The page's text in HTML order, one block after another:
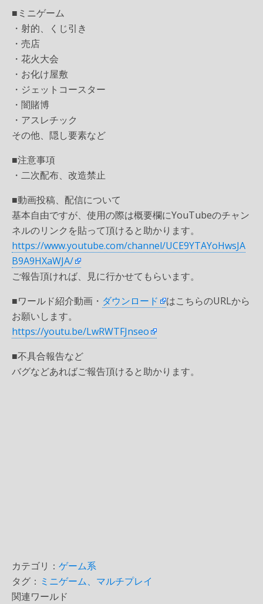
■ミニゲーム
・射的、くじ引き
・売店
・花火大会
・お化け屋敷
・ジェットコースター
・闇賭博
・アスレチック
その他、隠し要素など
■注意事項
・二次配布、改造禁止
■動画投稿、配信について
基本自由ですが、使用の際は概要欄にYouTubeのチャン
ネルのリンクを貼って頂けると助かります。
https://www.youtube.com/channel/UCE9YTAYoHwsJA
B9A9HXaWJA/
ご報告頂ければ、見に行かせてもらいます。
■ワールド紹介動画・ ダウンロード
はこちらのURLから
お願いします。
https://youtu.be/LwRWTFJnseo
■不具合報告など
バグなどあればご報告頂けると助かります。
カテゴリ： ゲーム系
タグ： ミニゲーム、マルチプレイ
関連ワールド